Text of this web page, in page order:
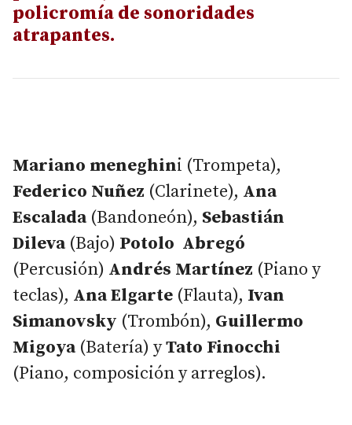
policromía de sonoridades
atrapantes.
Mariano meneghini (Trompeta),
Federico Nuñez (Clarinete), Ana
Escalada(Bandoneón), Sebastián
Dileva(Bajo) Potolo Abregó
(Percusión) Andrés Martínez (Piano y
teclas), Ana Elgarte (Flauta), Ivan
Simanovsky (Trombón), Guillermo
Migoya(Batería) yTato Finocchi
(Piano, composición y arreglos).